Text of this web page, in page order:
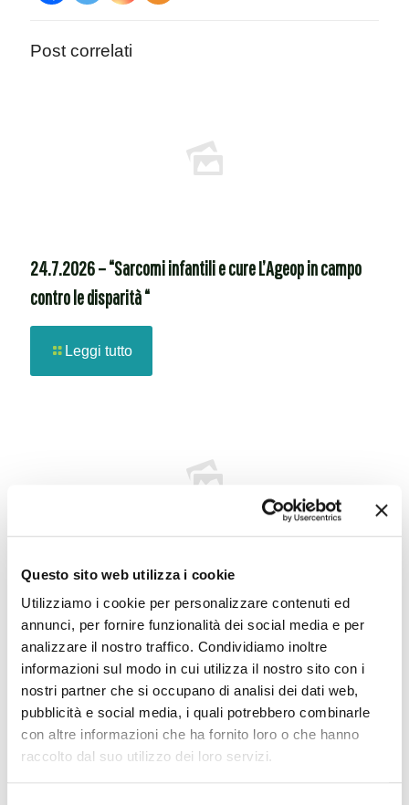
Questo sito web utilizza i cookie
Utilizziamo i cookie per personalizzare contenuti ed
annunci, per fornire funzionalità dei social media e per
analizzare il nostro traffico. Condividiamo inoltre
informazioni sul modo in cui utilizza il nostro sito con i
nostri partner che si occupano di analisi dei dati web,
pubblicità e social media, i quali potrebbero combinarle
con altre informazioni che ha fornito loro o che hanno
raccolto dal suo utilizzo dei loro servizi.
Post correlati
24.7.2026 – “Sarcomi infantili e cure L’Ageop in campo
contro le disparità “
Leggi tutto
22.6.2026 – “Morto Andrea ‘Floppy’ Filippini, l’infermiere
che assieme ad Ageop ha portato ai più piccoli il teatro in
corsia: ‘Ha saputo curare’”
Leggi tutto